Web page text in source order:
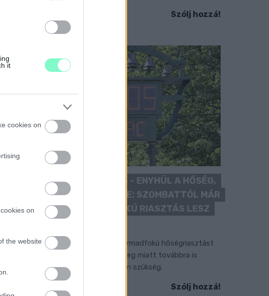
it
cookies on
on
the website
Szólj hozzá!
KÁNIKULA 2026 - ENYHÜL A HŐSÉG,
DE MÉG NINCS VÉGE: SZOMBATTÓL MÁR
“CSAK” MÁSODFOKÚ RIASZTÁS LESZ
A július vége óta tartó harmadfokú hőségriasztást
mérséklik, de a tartós meleg miatt továbbra is
fokozott óvatosságra van szükség.
Szólj hozzá!